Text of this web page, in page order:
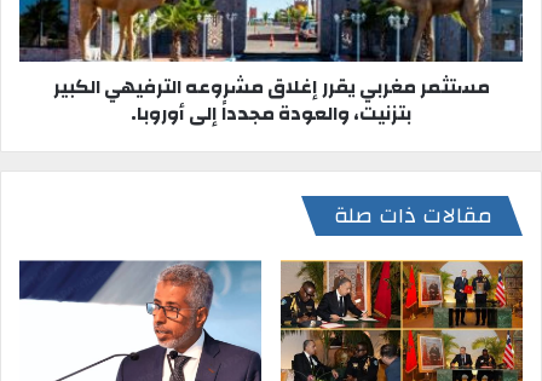
مستثمر مغربي يقرر إغلاق مشروعه الترفيهي الكبير
بتزنيت، والعودة مجدداً إلى أوروبا.
مقالات ذات صلة